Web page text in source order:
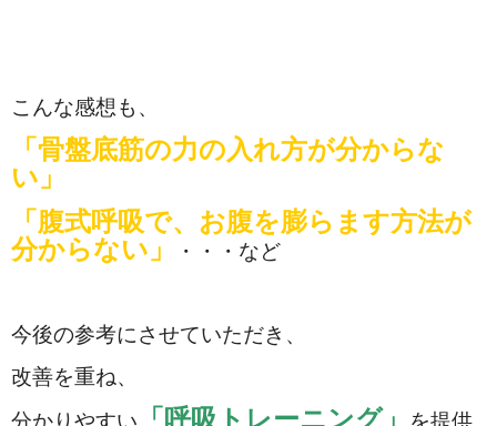
こんな感想も、
「骨盤底筋の力の入れ方が分からな
い」
「腹式呼吸で、お腹を膨らます方法が
分からない」
・・・など
今後の参考にさせていただき、
改善を重ね、
分かりやすい
「呼吸トレーニング」
を提供